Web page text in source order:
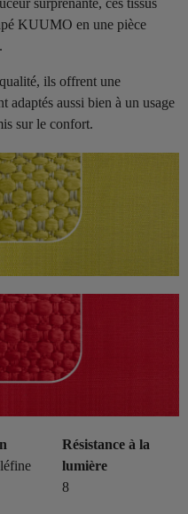
surprenante, ces tissus
KUUMO en une pièce
ils offrent une
adaptés aussi bien à un usage
sur le confort.
Résistance à la
lumière
8